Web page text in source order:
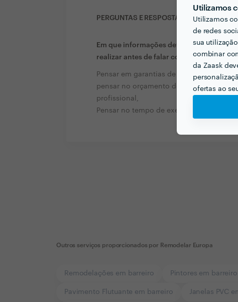
Utilizamos
Utilizamos
de redes
sua
combinar
da Zaask
ofertas ao
PERGUNTAS E RESPOSTAS
Em que informações deve um ou uma
realizar antes de falar com profissionais?
Pensar em garantias de investimento,
pensar no orçamento detalhado do
profissional,
Pensar no tempo de execução do
Outros serviços proporcionados por Remodelar Europa
Remodelações em barreiro Pintores em barreiro
Pavimento Flutuante em barreiro Janelas PVC